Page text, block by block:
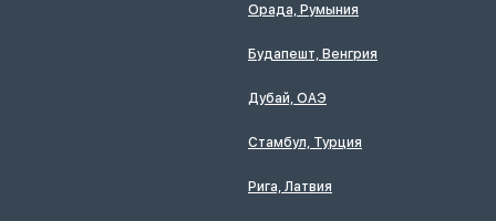
Орада, Румыния
Будапешт, Венгрия
Дубай, ОАЭ
Стамбул, Турция
Рига, Латвия